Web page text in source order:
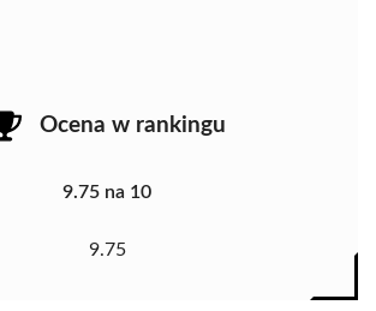
Ocena w rankingu
9.75 na 10
9.75